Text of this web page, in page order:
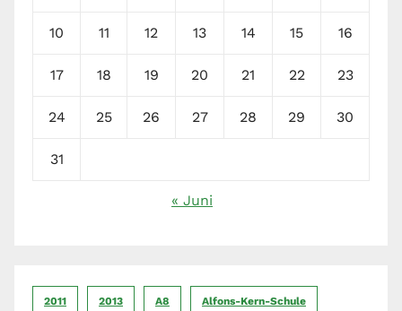
10 11 12 13 14 15 16
17 18 19 20 21 22 23
24 25 26 27 28 29 30
31
« Juni
2011 2013 A8 Alfons-Kern-Schule